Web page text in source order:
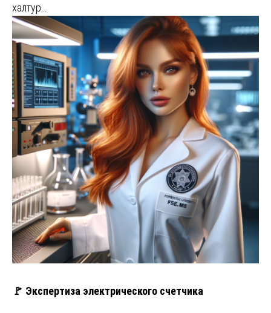
халтур…
🚩 Экспертиза электрического счетчика